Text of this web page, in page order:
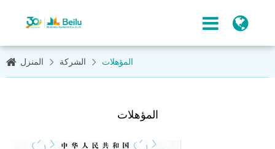
المنزل الشركة المؤهلات
المؤهلات